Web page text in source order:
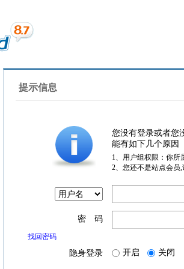
提示信息
您没有登录或者您
能有如下几个原因
1、用户组权限：你所
2、您还不是站点会员
密 码
找回密码
隐身登录 开启 关闭